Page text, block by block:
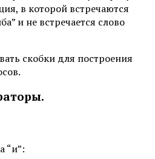
в которой встречаются
и не встречается слово
скобки для построения
“и”: